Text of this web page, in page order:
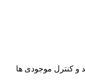
و کنترل موجودی ها